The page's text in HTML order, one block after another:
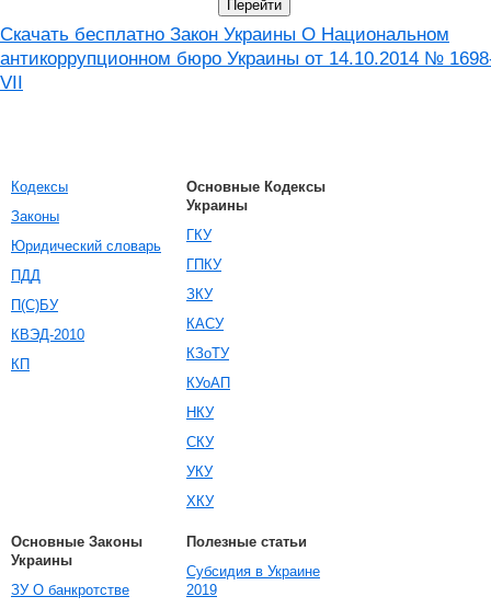
Скачать бесплатно Закон Украины О Национальном
антикоррупционном бюро Украины от 14.10.2014 №
VII
Кодексы
Законы
Юридический словарь
ПДД
П(С)БУ
КВЭД-2010
КП
Основные Кодексы
Украины
ГКУ
ГПКУ
ЗКУ
КАСУ
КЗоТУ
КУоАП
НКУ
СКУ
УКУ
ХКУ
Основные Законы
Украины
ЗУ О банкротстве
Полезные статьи
Субсидия в Украине
2019